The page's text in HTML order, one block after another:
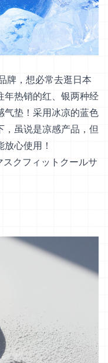
牌，想必常去逛日本
年热销的红、银两种经
气垫！采用冰凉的蓝色
，虽说是凉感产品，但
心使用！
クフィットクールサ